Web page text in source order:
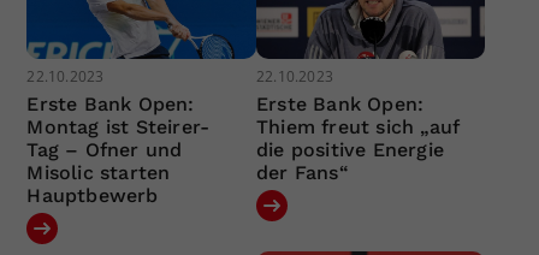
22.10.2023
Erste Bank Open:
Montag ist Steirer-
Tag – Ofner und
Misolic starten
Hauptbewerb
22.10.2023
Erste Bank Open:
Thiem freut sich „auf
die positive Energie
der Fans“